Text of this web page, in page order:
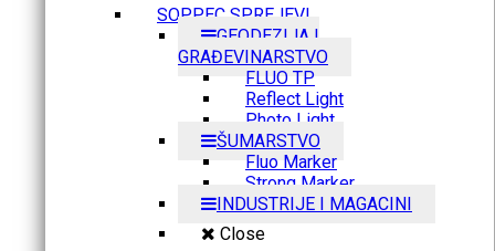
SOPPEC SPREJEVI
GEODEZIJA I
GRAĐEVINARSTVO
FLUO TP
Reflect Light
Photo Light
ŠUMARSTVO
Fluo Marker
Strong Marker
INDUSTRIJE I MAGACINI
Close